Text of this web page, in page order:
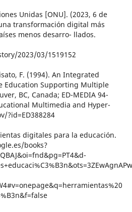
Unidas [ONU]. (2023, 6 de
transformación digital más
menos desarro- llados.
2023/03/1519152
F. (1994). An Integrated
Education Supporting Multiple
BC, Canada; ED-MEDIA 94-
Multimedia and Hyper-
?id=ED388284
digitales para la educación.
books?